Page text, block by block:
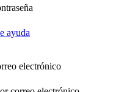
ayuda
electrónico